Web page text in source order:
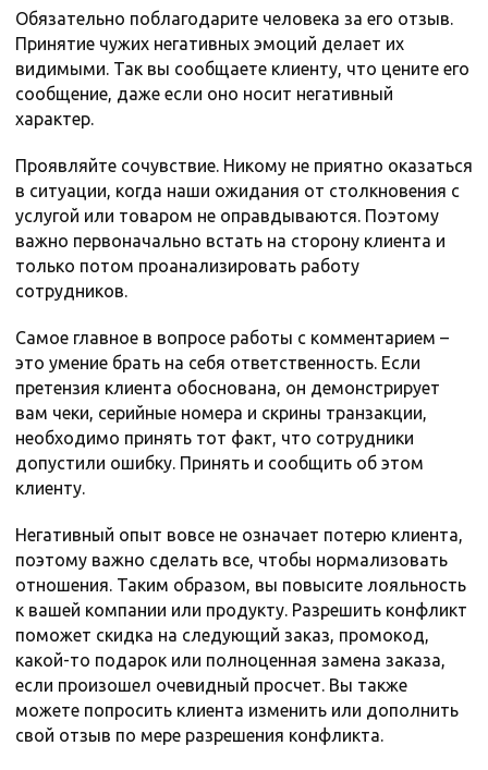
Обязательно поблагодарите человека за его отзыв.
Принятие чужих негативных эмоций делает их
видимыми. Так вы сообщаете клиенту, что цените его
сообщение, даже если оно носит негативный
характер.
Проявляйте сочувствие. Никому не приятно оказаться
в ситуации, когда наши ожидания от столкновения с
услугой или товаром не оправдываются. Поэтому
важно первоначально встать на сторону клиента и
только потом проанализировать работу
сотрудников.
Самое главное в вопросе работы с комментарием –
это умение брать на себя ответственность. Если
претензия клиента обоснована, он демонстрирует
вам чеки, серийные номера и скрины транзакции,
необходимо принять тот факт, что сотрудники
допустили ошибку. Принять и сообщить об этом
клиенту.
Негативный опыт вовсе не означает потерю клиента,
поэтому важно сделать все, чтобы нормализовать
отношения. Таким образом, вы повысите лояльность
к вашей компании или продукту. Разрешить конфликт
поможет скидка на следующий заказ, промокод,
какой-то подарок или полноценная замена заказа,
если произошел очевидный просчет. Вы также
можете попросить клиента изменить или дополнить
свой отзыв по мере разрешения конфликта.